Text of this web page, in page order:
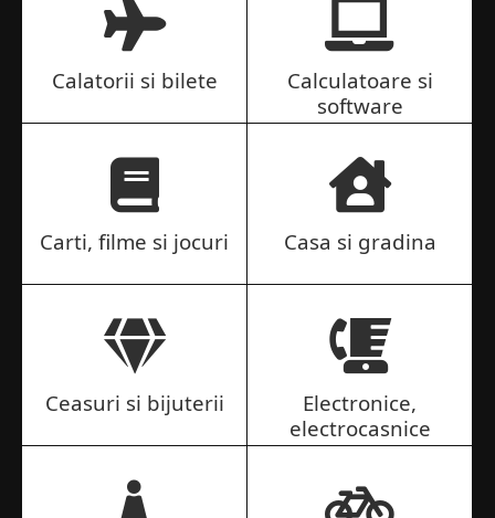
Calatorii si bilete
Calculatoare si
software
Carti, filme si jocuri Casa si gradina
Ceasuri si bijuterii
Electronice,
electrocasnice